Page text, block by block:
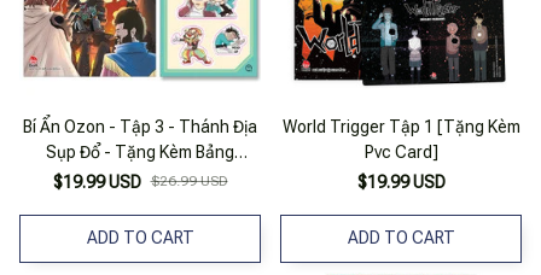
Bí Ẩn Ozon - Tập 3 - Thánh Địa
Sụp Đổ - Tặng Kèm Bảng
Sticker
$19.99 USD $26.99 USD
ADD TO CART
World Trigger Tập 1 [Tặng Kèm
Pvc Card]
$19.99 USD
ADD TO CART